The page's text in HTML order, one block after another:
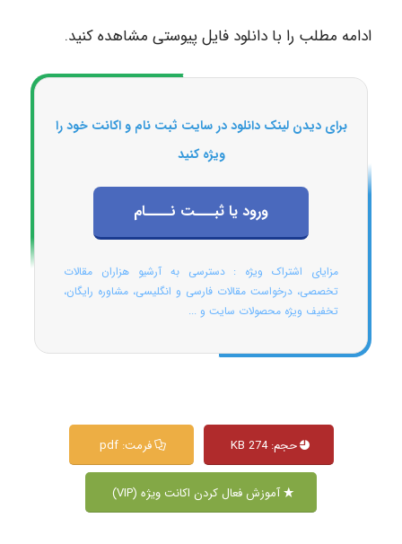
ادامه مطلب را با دانلود فایل پیوستی مشاهده کنید.
برای دیدن لینک دانلود در سایت ثبت نام و اکانت خود را
ویژه کنید
ورود یا ثبـــت نــــام
مزایای اشتراک ویژه : دسترسی به آرشیو هزاران مقالات
تخصصی، درخواست مقالات فارسی و انگلیسی، مشاوره رایگان،
تخفیف ویژه محصولات سایت و ...
حجم: 274 KB فرمت: pdf
آموزش فعال کردن اکانت ویژه (VIP)